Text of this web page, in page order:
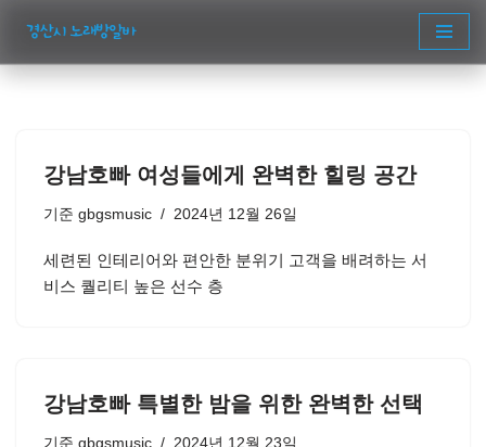
강남호빠 여성들에게 완벽한 힐링 공간
기준 gbgsmusic 2024년 12월 26일
세련된 인테리어와 편안한 분위기 고객을 배려하는 서
비스 퀄리티 높은 선수 층
강남호빠 특별한 밤을 위한 완벽한 선택
기준 gbgsmusic 2024년 12월 23일